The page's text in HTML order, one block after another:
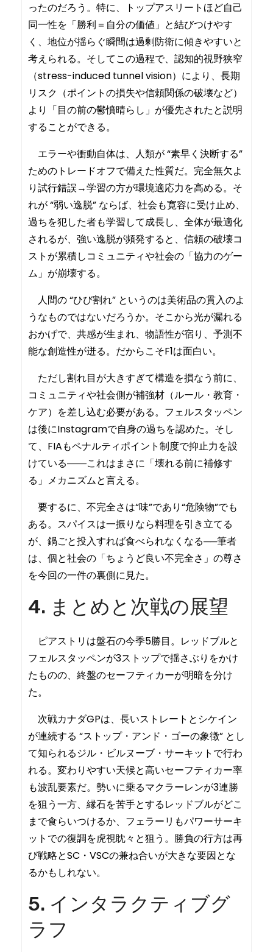
ったのだろう。特に、トップアスリートほど自己
同一性を「勝利＝自分の価値」と結びつけやす
く、地位が揺らぐ瞬間は過剰防衛に傾きやすいと
考えられる。そしてこの過程で、認知的視野狭窄
（stress-induced tunnel vision）により、長期
リスク（ポイントの損失や信頼関係の破壊など）
より「目の前の鬱憤晴らし」が優先されたと説明
することができる。
エラーや衝動自体は、人類が “素早く決断する”
ためのトレードオフで備えた性質だ。完全無欠よ
り試行錯誤→学習の方が環境適応力を高める。そ
れが “弱い逸脱” ならば、社会も寛容に受け止め、
過ちを犯した者も学習して成長し、全体が最適化
されるが、強い逸脱が頻発すると、信頼の破壊コ
ストが累積しコミュニティや社会の「協力のゲー
ム」が崩壊する。
人間の “ひび割れ” というのは美術品の貫入のよ
うなものではないだろうか。そこから光が漏れる
おかげで、共感が生まれ、物語性が宿り、予測不
能な創造性が迸る。だからこそF1は面白い。
ただし割れ目が大きすぎて構造を損なう前に、
コミュニティや社会側が補強材（ルール・教育・
ケア）を差し込む必要がある。フェルスタッペン
は後にInstagramで自身の過ちを認めた。そし
て、FIAもペナルティポイント制度で抑止力を設
けている――これはまさに「壊れる前に補修す
る」メカニズムと言える。
要するに、不完全さは“味”であり“危険物”でも
ある。スパイスは一振りなら料理を引き立てる
が、鍋ごと投入すれば食べられなくなる──筆者
は、個と社会の「ちょうど良い不完全さ」の尊さ
を今回の一件の裏側に見た。
4. まとめと次戦の展望
ピアストリは盤石の今季5勝目。レッドブルと
フェルスタッペンが3ストップで揺さぶりをかけ
たものの、終盤のセーフティカーが明暗を分け
た。
次戦カナダGPは、長いストレートとシケイン
が連続する “ストップ・アンド・ゴーの象徴” とし
て知られるジル・ビルヌーブ・サーキットで行わ
れる。変わりやすい天候と高いセーフティカー率
も波乱要素だ。勢いに乗るマクラーレンが3連勝
を狙う一方、縁石を苦手とするレッドブルがどこ
まで食らいつけるか、フェラーリもパワーサーキ
ットでの復調を虎視眈々と狙う。勝負の行方は再
び戦略とSC・VSCの兼ね合いが大きな要因とな
るかもしれない。
5. インタラクティブグ
ラフ